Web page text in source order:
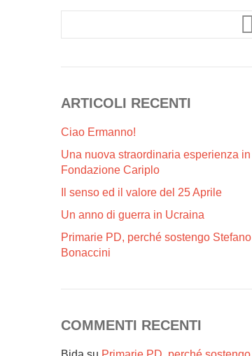
ARTICOLI RECENTI
Ciao Ermanno!
Una nuova straordinaria esperienza in
Fondazione Cariplo
Il senso ed il valore del 25 Aprile
Un anno di guerra in Ucraina
Primarie PD, perché sostengo Stefano
Bonaccini
COMMENTI RECENTI